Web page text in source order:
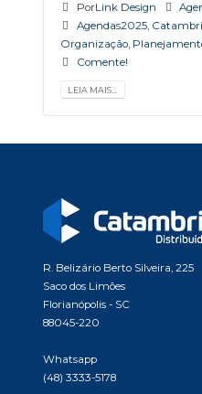
PorLink Design
Agendas2025,
Organização,
Comente!
LEIA MAIS...
R. Belizário Berto Silveira, 225
Saco dos Limões
Florianópolis - SC
88045-220
Whatsapp
(48) 3333-5178